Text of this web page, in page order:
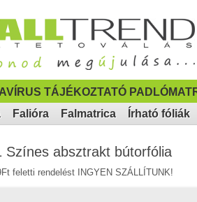
TÁJÉKOZTATÓ
Falióra Falmatrica Írható fóliák
Színes absztrakt bútorfólia
feletti rendelést INGYEN SZÁLLÍTUNK!